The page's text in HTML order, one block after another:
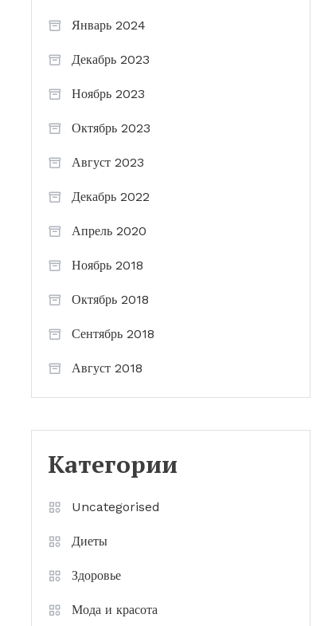
Январь 2024
Декабрь 2023
Ноябрь 2023
Октябрь 2023
Август 2023
Декабрь 2022
Апрель 2020
Ноябрь 2018
Октябрь 2018
Сентябрь 2018
Август 2018
Категории
Uncategorised
Диеты
Здоровье
Мода и красота